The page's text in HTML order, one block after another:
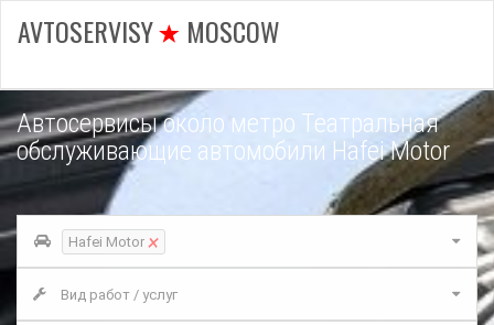
AVTOSERVISY MOSCOW
Автосервисы около метро Театральная
обслуживающие автомобили Hafei Motor
Hafei Motor ×
Вид работ / услуг